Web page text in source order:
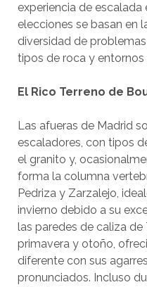
experiencia de escalada
elecciones se basan en
diversidad de
tipos de roca y
El Rico Terreno de
Las afueras de Madrid
escaladores, con tipos
el granito y,
forma la columna
Pedriza y Zarzalejo,
invierno debido a su
las paredes de caliza
primavera y otoño,
diferente con sus
pronunciados. Incluso